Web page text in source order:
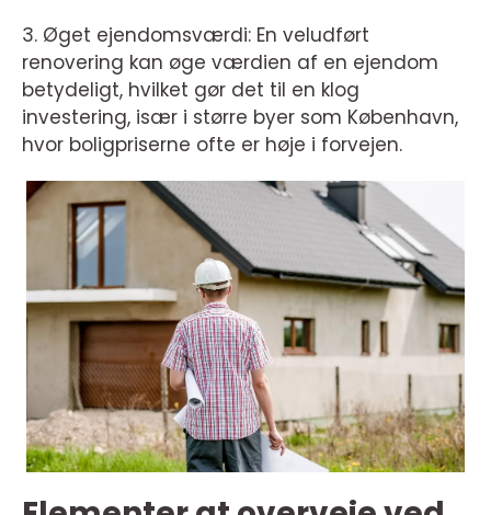
3. Øget ejendomsværdi: En veludført
renovering kan øge værdien af en ejendom
betydeligt, hvilket gør det til en klog
investering, især i større byer som København,
hvor boligpriserne ofte er høje i forvejen.